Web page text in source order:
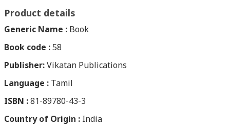
ஆன்மிகத் தன்மைகளை ஒட்டுமொத்தமாகப்
சிம்பிளாகச் சொல்லிவிட்டு நகராமல், நோய்களே
வராமல் ஆரோக்கியமாக வாழ்வது எப்படி
என்பதைக் கற்றுத்தரும் அற்புத மருத்துவம்தான்
பிள்ளைப் பேறில் ஆரம்பித்து குழந்தை வளர்ப்பு,
Product details
Generic Name : Book
Book code : 58
Publisher: Vikatan Publications
Language : Tamil
ISBN : 81-89780-43-3
Country of Origin : India